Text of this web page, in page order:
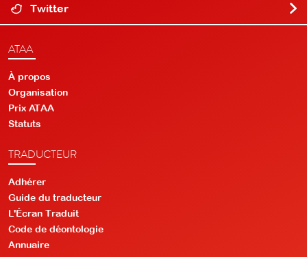
Twitter
ATAA
À propos
Organisation
Prix ATAA
Statuts
TRADUCTEUR
Adhérer
Guide du traducteur
L'Écran Traduit
Code de déontologie
Annuaire